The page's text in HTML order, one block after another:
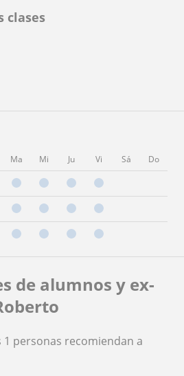
clases
Ma Mi Ju Vi Sá Do
de alumnos y ex-
1 personas recomiendan a